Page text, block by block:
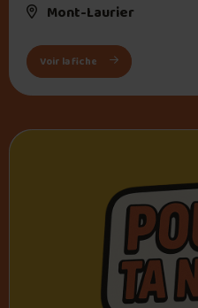
Mont-Laurier
Voir la fiche : Casse-croute Lépine